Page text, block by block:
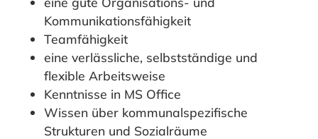
Kommunikationsfähigkeit
Teamfähigkeit
eine verlässliche, selbstständige und
flexible Arbeitsweise
Kenntnisse in MS Office
Wissen über kommunalspezifische
Strukturen und Sozialräume